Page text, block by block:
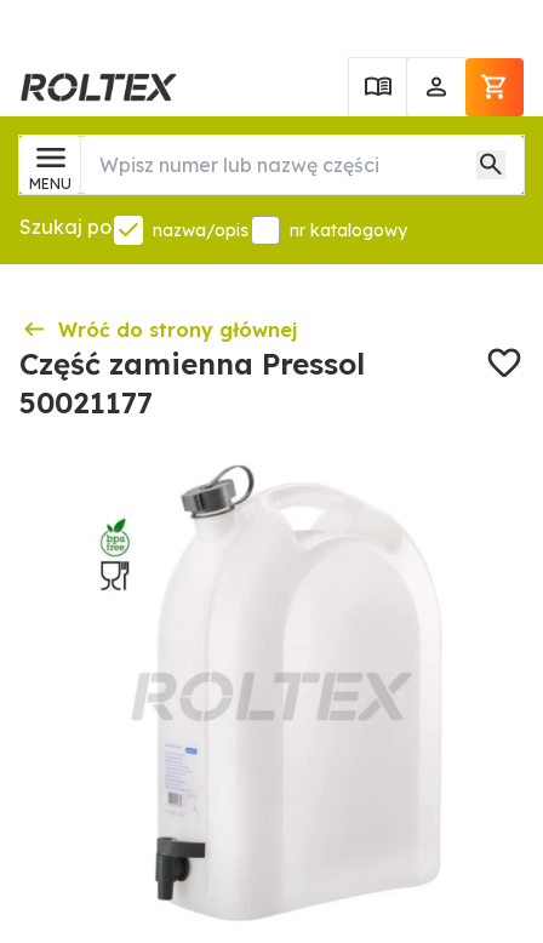
MENU
Szukaj po nazwa/opis nr katalogowy
Wróć do strony głównej
Część zamienna Pressol
50021177